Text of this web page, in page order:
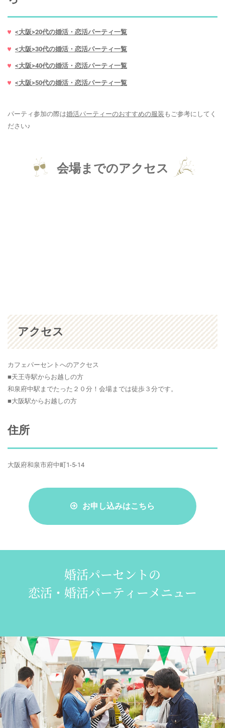
<大阪>20代の婚活・恋活パーティ一覧
<大阪>30代の婚活・恋活パーティ一覧
<大阪>40代の婚活・恋活パーティ一覧
<大阪>50代の婚活・恋活パーティ一覧
パーティ参加の際は婚活パーティーのおすすめの服装 もご参考にしてく
ださい♪
会場までのアクセス
アクセス
カフェパーセントへのアクセス
■天王寺駅からお越しの方
和泉府中駅までたった２０分！会場までは徒歩３分です。
■大阪駅からお越しの方
住所
大阪府和泉市府中町1-5-14
お申し込みはこちら
婚活パーセントの
恋活・婚活パーティーメニュー